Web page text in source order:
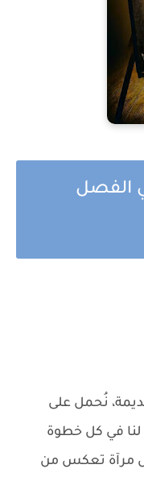
الفصل
نُحمل على
لنا في كل خطوة
مرآة تعكس من